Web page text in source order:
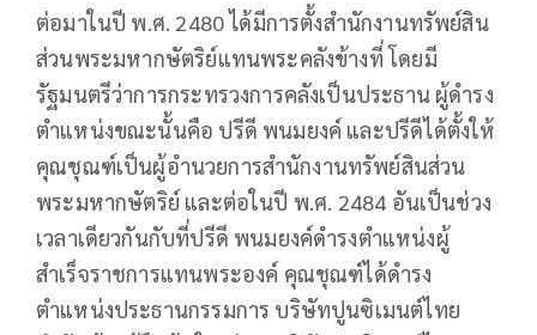
ต่อมาในปี พ.ศ. 2480 ได้มีการตั้งสำนักงานทรัพย์สิน
ส่วนพระมหากษัตริย์แทนพระคลังข้างที่ โดยมี
รัฐมนตรีว่าการกระทรวงการคลังเป็นประธาน ผู้ดำรง
ตำแหน่งขณะนั้นคือ ปรีดี พนมยงค์ และปรีดีได้ตั้งให้
คุณชุณฑ์เป็นผู้อำนวยการสำนักงานทรัพย์สินส่วน
พระมหากษัตริย์ และต่อในปี พ.ศ. 2484 อันเป็นช่วง
เวลาเดียวกันกับที่ปรีดี พนมยงค์ดำรงตำแหน่งผู้
สำเร็จราชการแทนพระองค์ คุณชุณฑ์ได้ดำรง
ตำแหน่งประธานกรรมการ บริษัทปูนซิเมนต์ไทย